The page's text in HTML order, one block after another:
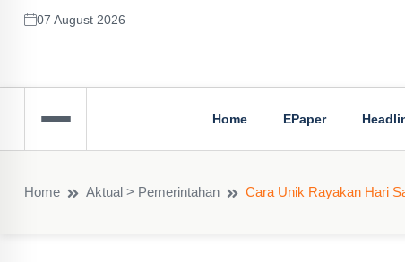
07 August 2026
Home EPaper
Home Aktual > Pemerintahan Cara Unik Rayakan Hari